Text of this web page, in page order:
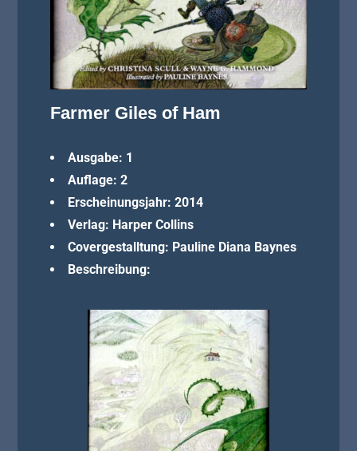
Farmer Giles of Ham
Ausgabe: 1
Auflage: 2
Erscheinungsjahr: 2014
Verlag: Harper Collins
Covergestalltung: Pauline Diana Baynes
Beschreibung: